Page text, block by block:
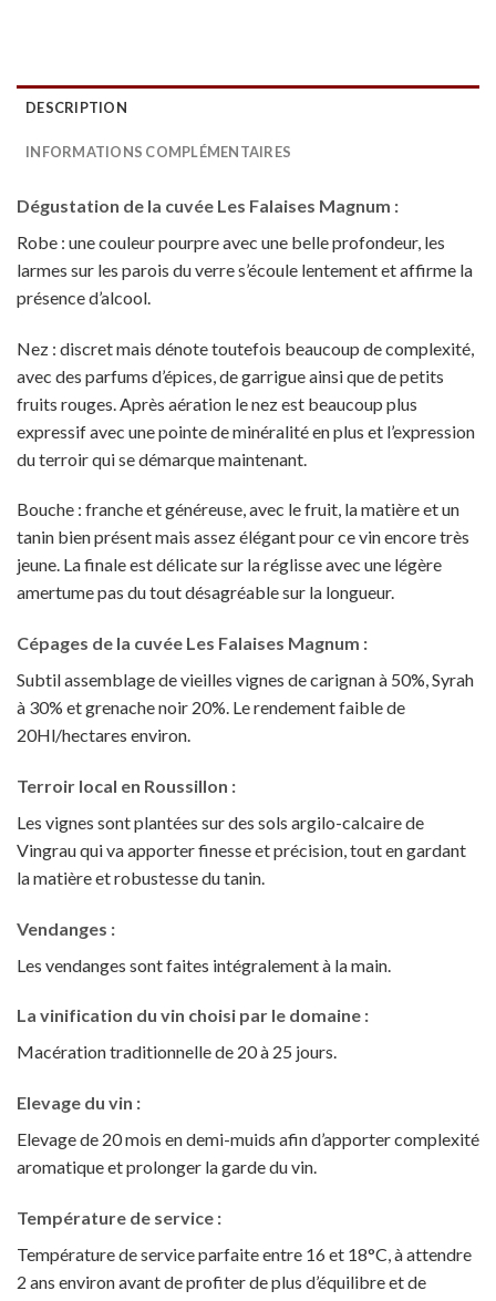
DESCRIPTION
INFORMATIONS COMPLÉMENTAIRES
Dégustation de la cuvée Les Falaises Magnum :
Robe : une couleur pourpre avec une belle profondeur, les
larmes sur les parois du verre s’écoule lentement et affirme la
présence d’alcool.
Nez : discret mais dénote toutefois beaucoup de complexité,
avec des parfums d’épices, de garrigue ainsi que de petits
fruits rouges. Après aération le nez est beaucoup plus
expressif avec une pointe de minéralité en plus et l’expression
du terroir qui se démarque maintenant.
Bouche : franche et généreuse, avec le fruit, la matière et un
tanin bien présent mais assez élégant pour ce vin encore très
jeune. La finale est délicate sur la réglisse avec une légère
amertume pas du tout désagréable sur la longueur.
Cépages de la cuvée Les Falaises Magnum :
Subtil assemblage de vieilles vignes de carignan à 50%, Syrah
à 30% et grenache noir 20%. Le rendement faible de
20Hl/hectares environ.
Terroir local en Roussillon :
Les vignes sont plantées sur des sols argilo-calcaire de
Vingrau qui va apporter finesse et précision, tout en gardant
la matière et robustesse du tanin.
Vendanges :
Les vendanges sont faites intégralement à la main.
La vinification du vin choisi par le domaine :
Macération traditionnelle de 20 à 25 jours.
Elevage du vin :
Elevage de 20 mois en demi-muids afin d’apporter complexité
aromatique et prolonger la garde du vin.
Température de service :
Température de service parfaite entre 16 et 18°C, à attendre
2 ans environ avant de profiter de plus d’équilibre et de